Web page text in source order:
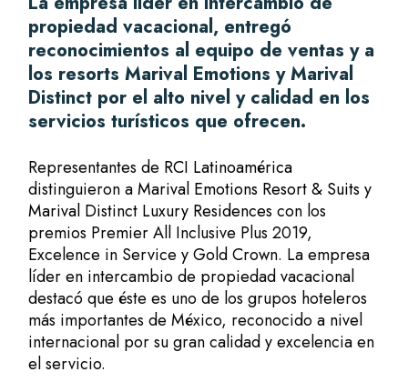
propiedad vacacional, entregó
reconocimientos al equipo de ventas y a
los resorts Marival Emotions y Marival
Distinct por el alto nivel y calidad en los
servicios turísticos que ofrecen.
Representantes de RCI Latinoamérica
distinguieron aMarival Emotions Resort & Suits y
Marival Distinct Luxury Residences con los
premios Premier All Inclusive Plus 2019,
Excelence in Service y Gold Crown. La empresa
líder en intercambio de propiedad vacacional
destacó que éste es uno de los grupos hoteleros
más importantes de México, reconocido a nivel
internacional por su gran calidad y excelencia en
el servicio.